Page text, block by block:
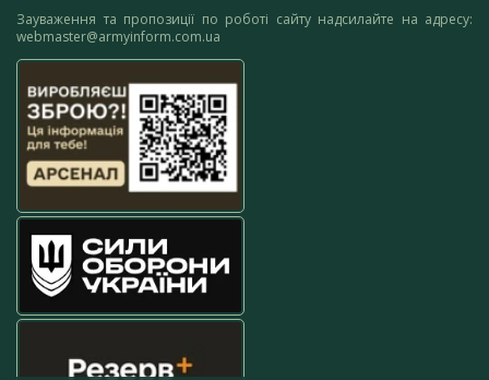
Зауваження та пропозиції по роботі сайту надсилайте на адресу:
webmaster@armyinform.com.ua